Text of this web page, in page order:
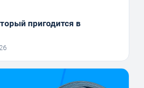
пригодится в